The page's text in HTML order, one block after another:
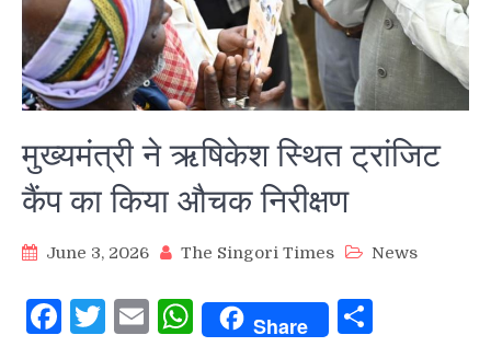
मुख्यमंत्री ने ऋषिकेश स्थित ट्रांजिट
कैंप का किया औचक निरीक्षण
June 3, 2026 The Singori Times News
Facebook
Twitter
EmailWhatsApp
Share